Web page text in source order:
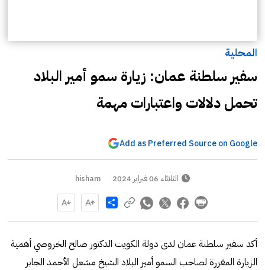
المحلية
سفير سلطنة عمان: زيارة سمو أمير البلاد
تحمل دلالات واعتبارات مهمة
Add as Preferred Source on Google
الثلاثاء 06 فبراير 2024 hisham
Share
أكد سفير سلطنة عمان لدى دولة الكويت الدكتور صالح الخروصي أهمية
الزيارة المقررة لصاحب السمو أمير البلاد الشيخ مشعل الأحمد الجابر